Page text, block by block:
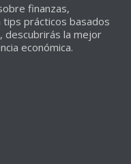
finanzas,
tips prácticos basados
descubrirás la mejor
económica.